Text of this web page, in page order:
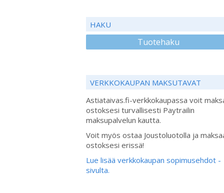
HAKU
Tuotehaku
VERKKOKAUPAN MAKSUTAVAT
Astiataivas.fi-verkkokaupassa voit
ostoksesi turvallisesti Paytrailin
maksupalvelun kautta.
Voit myös ostaa Joustoluotolla ja
ostoksesi erissä!
Lue lisää verkkokaupan sopimusehdot -
sivulta.